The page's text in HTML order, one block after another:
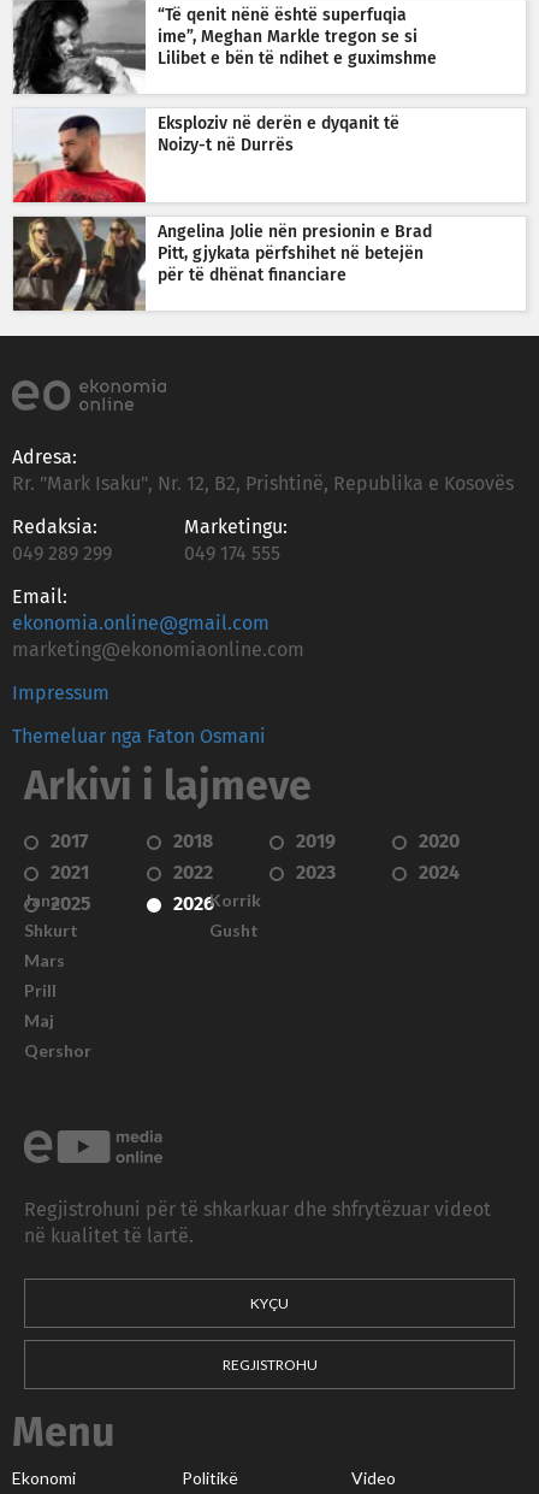
“Të qenit nënë është superfuqia
ime”, Meghan Markle tregon se si
Lilibet e bën të ndihet e guximshme
Eksploziv në derën e dyqanit të
Noizy-t në Durrës
Angelina Jolie nën presionin e Brad
Pitt, gjykata përfshihet në betejën
për të dhënat financiare
Adresa:
Rr. "Mark Isaku", Nr. 12, B2, Prishtinë, Republika e Kosovës
Redaksia:
049 289 299
Marketingu:
049 174 555
Email:
ekonomia.online@gmail.com
marketing@ekonomiaonline.com
Impressum
Themeluar nga Faton Osmani
Arkivi i lajmeve
2017 2018 2019
2020
2021
2022 2023
2024
2025
2026
Janar
Shkurt
Mars
Prill
Maj
Qershor
Korrik
Gusht
Regjistrohuni për të shkarkuar dhe shfrytëzuar videot
në kualitet të lartë.
KYÇU
REGJISTROHU
Menu
Ekonomi Politikë Video